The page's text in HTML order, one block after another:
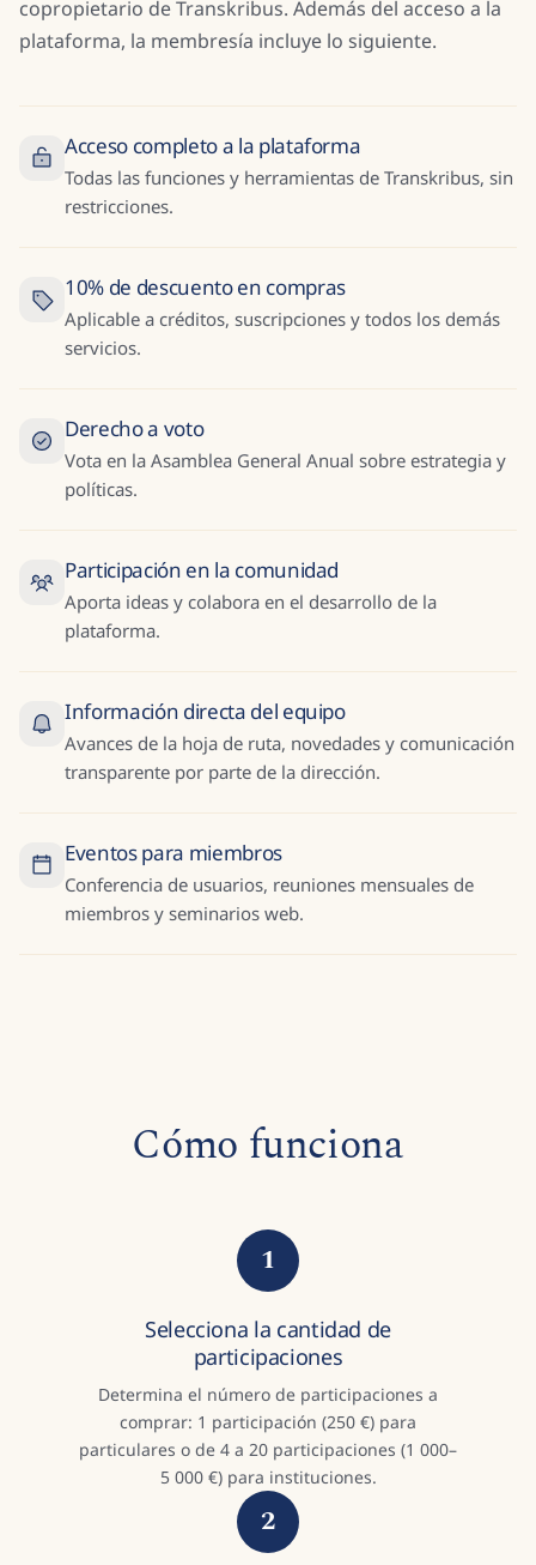
copropietario de Transkribus. Además del acceso a la
plataforma, la membresía incluye lo siguiente.
Acceso completo a la plataforma
Todas las funciones y herramientas de Transkribus, sin
restricciones.
10% de descuento en compras
Aplicable a créditos, suscripciones y todos los demás
servicios.
Derecho a voto
Vota en la Asamblea General Anual sobre estrategia y
políticas.
Participación en la comunidad
Aporta ideas y colabora en el desarrollo de la
plataforma.
Información directa del equipo
Avances de la hoja de ruta, novedades y comunicación
transparente por parte de la dirección.
Eventos para miembros
Conferencia de usuarios, reuniones mensuales de
miembros y seminarios web.
Cómo funciona
1
Selecciona la cantidad de
participaciones
Determina el número de participaciones a
comprar: 1 participación (250 €) para
particulares o de 4 a 20 participaciones (1 000–
5 000 €) para instituciones.
2